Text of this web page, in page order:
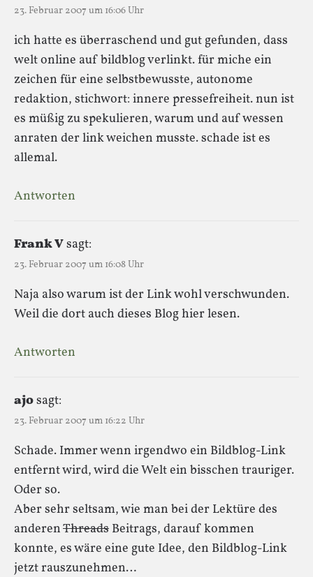
23. Februar 2007 um 16:06 Uhr
ich hatte es überraschend und gut gefunden, dass
welt online auf bildblog verlinkt. für miche ein
zeichen für eine selbstbewusste, autonome
redaktion, stichwort: innere pressefreiheit. nun ist
es müßig zu spekulieren, warum und auf wessen
anraten der link weichen musste. schade ist es
allemal.
Antworten
Frank Vsagt:
23. Februar 2007 um 16:08 Uhr
Naja also warum ist der Link wohl verschwunden.
Weil die dort auch dieses Blog hier lesen.
Antworten
ajosagt:
23. Februar 2007 um 16:22 Uhr
Schade. Immer wenn irgendwo ein Bildblog-Link
entfernt wird, wird die Welt ein bisschen trauriger.
Oder so.
Aber sehr seltsam, wie man bei der Lektüre des
anderenThreads Beitrags, darauf kommen
konnte, es wäre eine gute Idee, den Bildblog-Link
jetzt rauszunehmen…